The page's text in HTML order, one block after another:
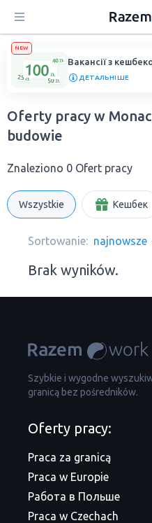
NEW
Вакансії з
ДЕТАЛЬНІШЕ
Oferty pracy w
budowie
Znaleziono 0 Ofert pracy
Wszystkie Кешбек
Sortowanie: najnowsze
Brak wyników.
Szybkie i wygodne
granicą bez pośredników.
Oferty pracy:
Praca za granicą
Praca w Europie
Работа в Польше
Praca w Czechach